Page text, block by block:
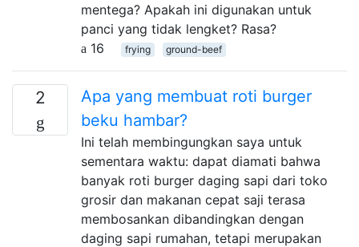
mentega? Apakah ini digunakan untuk
panci yang tidak lengket? Rasa?
16
frying ground-beef
2
Apa yang membuat roti burger
beku hambar?
Ini telah membingungkan saya untuk
sementara waktu: dapat diamati bahwa
banyak roti burger daging sapi dari toko
grosir dan makanan cepat saji terasa
membosankan dibandingkan dengan
daging sapi rumahan, tetapi merupakan